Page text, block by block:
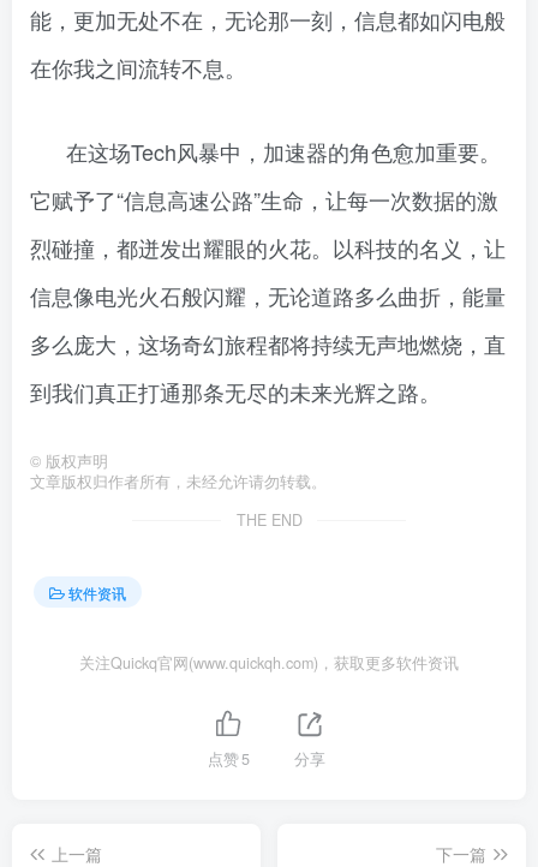
能，更加无处不在，无论那一刻，信息都如闪电般
在你我之间流转不息。
在这场Tech风暴中，加速器的角色愈加重要。
它赋予了“信息高速公路”生命，让每一次数据的激
烈碰撞，都迸发出耀眼的火花。以科技的名义，让
信息像电光火石般闪耀，无论道路多么曲折，能量
多么庞大，这场奇幻旅程都将持续无声地燃烧，直
到我们真正打通那条无尽的未来光辉之路。
© 版权声明
文章版权归作者所有，未经允许请勿转载。
THE END
软件资讯
关注Quickq官网(www.quickqh.com)，获取更多软件资讯
点赞5 分享
上一篇
下一篇